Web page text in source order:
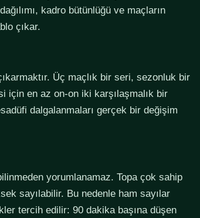
kadro bütünlüğü ve maçların
çıkar.
Üç maçlık bir seri, sezonluk bir
için en az on-on iki karşılaşmalık bir
dalgalanmaları gerçek bir değişim
yorumlanamaz. Topa çok sahip
sayılabilir. Bu nedenle ham sayılar
tercih edilir: 90 dakika başına düşen